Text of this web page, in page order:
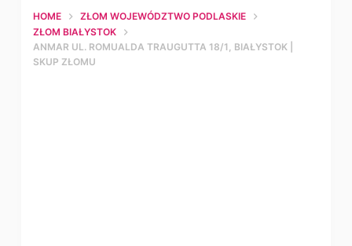
HOME
ZŁOM WOJEWÓDZTWO PODLASKIE
ZŁOM BIAŁYSTOK
ANMAR UL. ROMUALDA TRAUGUTTA 18/1, BIAŁYSTOK |
SKUP ZŁOMU